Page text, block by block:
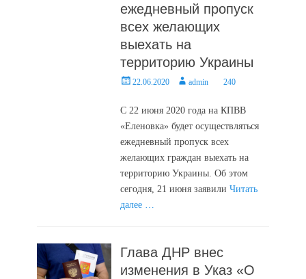
ежедневный пропуск
всех желающих
выехать на
территорию Украины
Posted22.06.2020 Authoradmin 240
С 22 июня 2020 года на КПВВ
«Еленовка» будет осуществляться
ежедневный пропуск всех
желающих граждан выехать на
территорию Украины. Об этом
сегодня, 21 июня заявилиЧитать
далее …
Глава ДНР внес
изменения в Указ «О